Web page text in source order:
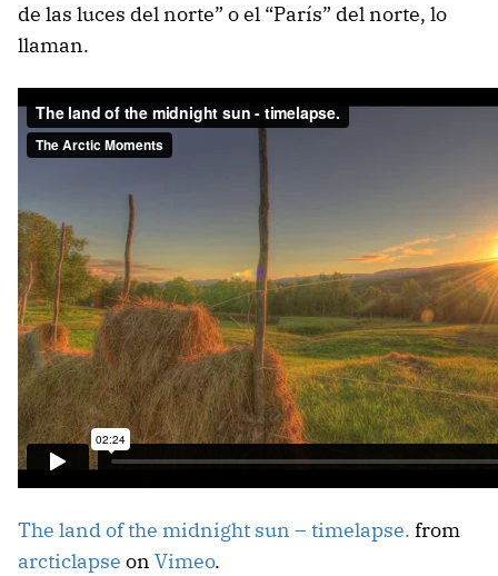
de las luces del norte” o el “París” del norte, lo
llaman.
The land of the midnight sun – timelapse. from
arcticlapse on Vimeo.